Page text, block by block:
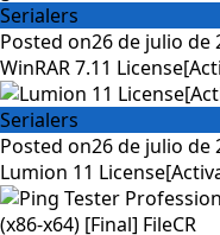
Serialers
Posted on26 de julio de
WinRAR 7.11
Serialers
Posted on26 de julio de
Lumion 11